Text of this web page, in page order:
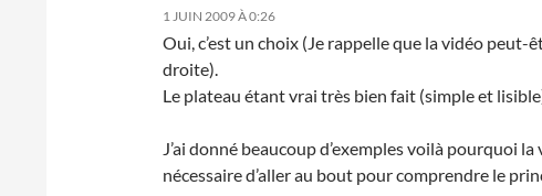
1 JUIN 2009 À 0:26
Oui, c’est un choix (Je rappelle que la vidéo
droite).
Le plateau étant vrai très bien fait (simple et
J’ai donné beaucoup d’exemples voilà pourquoi
nécessaire d’aller au bout pour comprendre le